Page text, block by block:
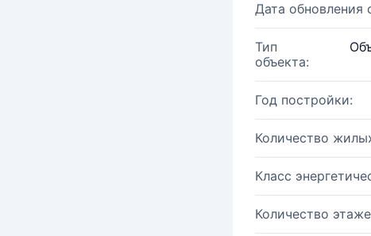
Дата обновления
Тип
объекта:
Год постройки:
Количество
Класс
Количество